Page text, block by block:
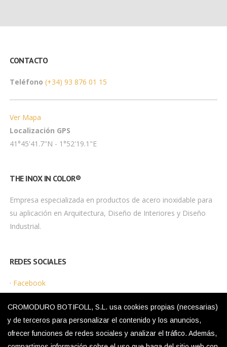
CONTACTO
Teléfono (+34) 93 876 01 15
Ver Mapa
Localización GPS
41°45'41.7"N - 1°52'19.1"E
THE INOX IN COLOR®
Empresa especializada en productos de acero inoxidable para
su aplicación en Arquitectura, Diseño de Interiores y Diseño
Industrial.
REDES SOCIALES
· Facebook
·Instagram
CROMODURO BOTIFOLL, S.L. usa cookies propias (necesarias)
y de terceros para personalizar el contenido y los anuncios,
ofrecer funciones de redes sociales y analizar el tráfico. Además,